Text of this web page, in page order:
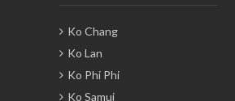
Ko Chang
Ko Lan
Ko Phi Phi
Ko Samui